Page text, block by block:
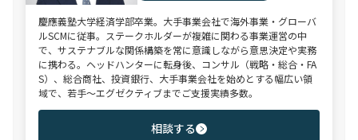
慶應義塾大学経済学部卒業。大手事業会社で海外事業・グローバ
ルSCMに従事。ステークホルダーが複雑に関わる事業運営の中
で、サステナブルな関係構築を常に意識しながら意思決定や実務
に携わる。ヘッドハンターに転身後、コンサル（戦略・総合・FA
S）、総合商社、投資銀行、大手事業会社を始めとする幅広い領
域で、若手～エグゼクティブまでご支援実績多数。
相談する